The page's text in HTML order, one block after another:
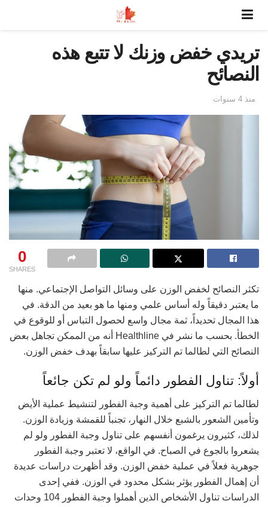
تريدي خفض وزنك لا تتبع هذه
النصائح
منذ 4 سنوات
0
SHARES
تكثر النصائح لخفض الوزن على وسائل التواصل الإجتماعي. منها
ما يعتبر دقيقاً وله أساس علمي ومنها ما هو بعيد من الدقة. في
هذا المجال تحديداً، ثمة مجال واسع لحصول التباس أو للوقوع في
الخطأ. بحسب ما نشر في Healthline أنه من الممكن تجاهل بعض
النصائح التي لطالما تم التركيز عليها سابقاً بهدف خفض الوزن.
أولاً: تناول الفطور دائماً ولو لم تكن جائعاً
لطالما تم التركيز على أهمية وجبة الفطور لتنشيط عملية الأيض
وتأمين الشعور بالشبع خلال النهار، تجنباً للقمشة وزيادة الوزن.
لذلك، كثيرون يرغمون أنفسهم على تناول وجبة الفطور ولو لم
يشعروا بالجوع في الصباح. في الواقع، لا تعتبر وجبة الفطور
جوهرية فعلاً في عملية خفض الوزن. وقد أظهرت دراسات عديدة
أن إهمال الفطور يؤثر بشكل محدود في الوزن. ففي إحدى
الدراسات تناول الأشخاص الذين أهملوا وجبة الفطور 104 وحدات